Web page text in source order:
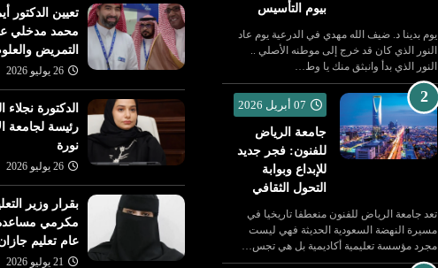
بيوم التأسيس
يوم بدينا د. ضيف الله مهدي في الدرعية يوم عاد
النور الذي كان قد خرج إلى موطنه الأصلي ..
النور الذي بدأ وانبثق منك يا وط…
07 أبريل 2026
جامعة الرياض
للفنون: فجر جديد
للإبداع وبوابة
التحول الثقافي
تعد جامعة الرياض للفنون منعطفا تاريخيا في
مسيرة النهضة السعودية الحديثة فهي ليست
مجرد مؤسسة تعليمية أكاديمية بل هي تجس…
تعيين الدكتور
محمد مدخلي
التمريض
26 يوليو 2026
الدكتورة نجلاء
رئيسة لجامعة
نورة
26 يوليو 2026
بقرار وزير
مكرمي مساعدة
عام تعليم
21 يوليو 2026
أخبار متنوعة
26 يوليو 2026
فن الهندسة الصوتية والتوزيع
الموسيقي
أخبار متنوعة
26 يوليو 2026
تعيين الدكتور أيمن بن
مدخلي عميداً لكلية
والعلوم الصحية